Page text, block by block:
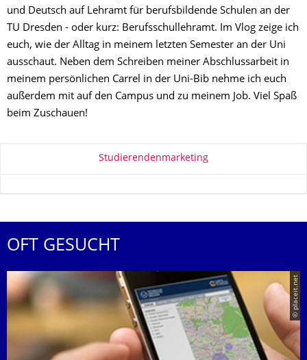
und Deutsch auf Lehramt für berufsbildende Schulen an der
TU Dresden - oder kurz: Berufsschullehramt. Im Vlog zeige ich
euch, wie der Alltag in meinem letzten Semester an der Uni
ausschaut. Neben dem Schreiben meiner Abschlussarbeit in
meinem persönlichen Carrel in der Uni-Bib nehme ich euch
außerdem mit auf den Campus und zu meinem Job. Viel Spaß
beim Zuschauen!
Zu dieser SeiteStudierendenmarketing
OFT GESUCHT
© placeit.net